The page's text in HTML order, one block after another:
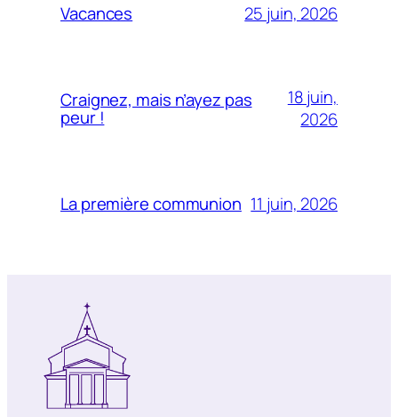
Vacances 25 juin, 2026
Craignez, mais n’ayez pas
peur !
18 juin,
2026
La première communion 11 juin, 2026